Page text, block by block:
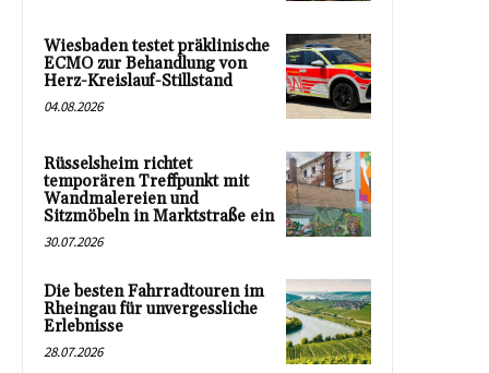
Wiesbaden testet präklinische
ECMO zur Behandlung von
Herz-Kreislauf-Stillstand
04.08.2026
Rüsselsheim richtet
temporären Treffpunkt mit
Wandmalereien und
Sitzmöbeln in Marktstraße ein
30.07.2026
Die besten Fahrradtouren im
Rheingau für unvergessliche
Erlebnisse
28.07.2026